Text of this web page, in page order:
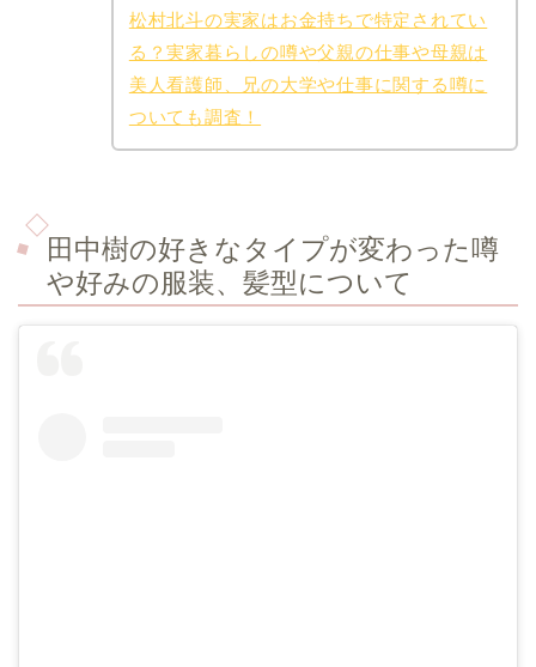
松村北斗の実家はお金持ちで特定されてい
る？実家暮らしの噂や父親の仕事や母親は
美人看護師、兄の大学や仕事に関する噂に
ついても調査！
田中樹の好きなタイプが変わった噂
や好みの服装、髪型について